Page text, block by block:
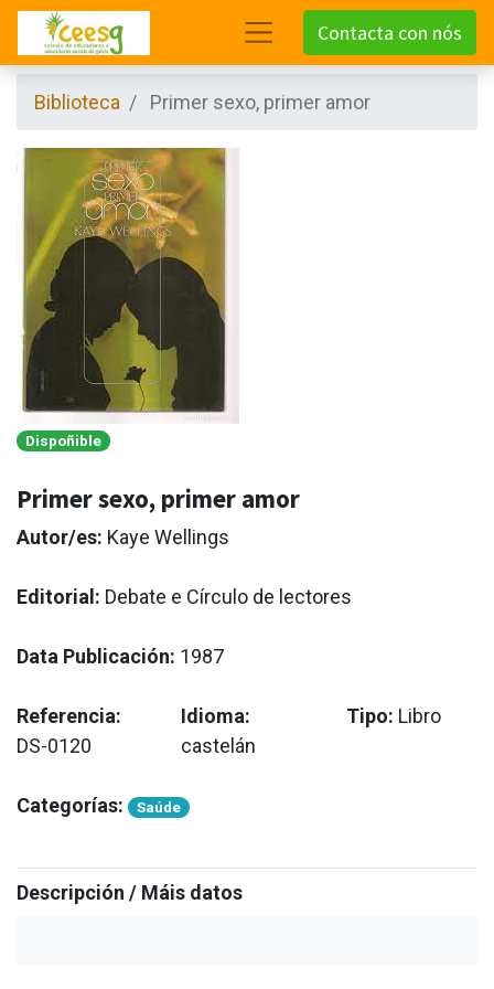
Contacta con nós
Biblioteca Primer sexo, primer amor
Dispoñible
Primer sexo, primer amor
Autor/es: Kaye Wellings
Editorial: Debate e Círculo de lectores
Data Publicación: 1987
Referencia:
DS-0120
Idioma:
castelán
Tipo: Libro
Categorías: Saúde
Descripción / Máis datos